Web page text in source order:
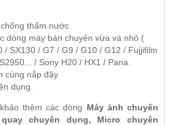
thấm nước
dòng máy bán chuyên vừa và nhỏ (
/ SX130 / G7 / G9 / G10 / G12 / Fujjifilm
/ Sony H20 / HX1 / Pana.
cùng nắp đậy
dụng.
thêm các dòng Máy ảnh chuyên
chuyên dụng, Micro chuyên